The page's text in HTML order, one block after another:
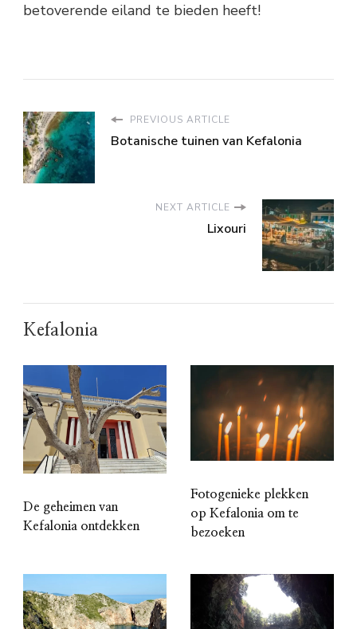
betoverende eiland te bieden heeft!
PREVIOUS ARTICLE
Botanische tuinen van Kefalonia
NEXT ARTICLE
Lixouri
Kefalonia
De geheimen van
Kefalonia ontdekken
Fotogenieke plekken
op Kefalonia om te
bezoeken